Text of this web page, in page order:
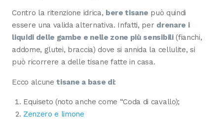
Contro la ritenzione idrica, bere tisane può quindi
essere una valida alternativa. Infatti, per drenare i
liquidi delle gambe e nelle zone più sensibili(fianchi,
addome, glutei, braccia) dove si annida la cellulite, si
può ricorrere a delle tisane fatte in casa.
Ecco alcunetisane a base di:
Equiseto (noto anche come “Coda di cavallo);
Zenzero e limone